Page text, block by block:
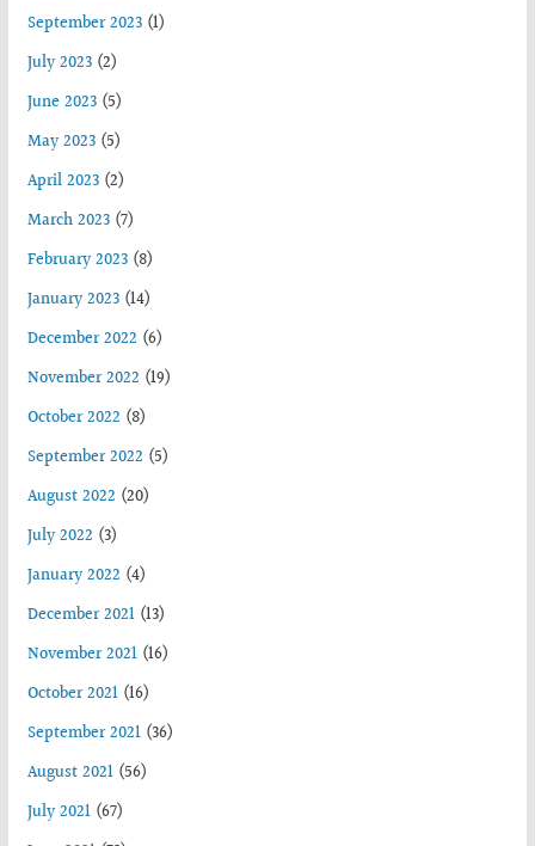
September 2023(1)
July 2023(2)
June 2023(5)
May 2023(5)
April 2023(2)
March 2023(7)
February 2023(8)
January 2023(14)
December 2022 (6)
November 2022 (19)
October 2022 (8)
September 2022 (5)
August 2022 (20)
July 2022 (3)
January 2022 (4)
December 2021(13)
November 2021(16)
October 2021(16)
September 2021(36)
August 2021(56)
July 2021(67)